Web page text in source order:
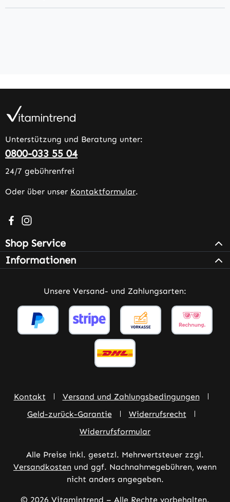
Unterstützung und Beratung unter:
0800-033 55 04
24/7 gebührenfrei
Oder über unser Kontaktformular.
Besuche uns auf Facebook – öffnet in neuem Tab
Schau auf Instagram vorbei – öffnet in neuem Tab
Shop Service
Informationen
Unsere Versand- und Zahlungsarten:
Kontakt
Versand und Zahlungsbedingungen
Geld-zurück-Garantie
Widerrufsrecht
Widerrufsformular
Alle Preise inkl. gesetzl. Mehrwertsteuer zzgl.
Versandkosten und ggf. Nachnahmegebühren, wenn
nicht anders angegeben.
© 2026 Vitamintrend – Alle Rechte vorbehalten.